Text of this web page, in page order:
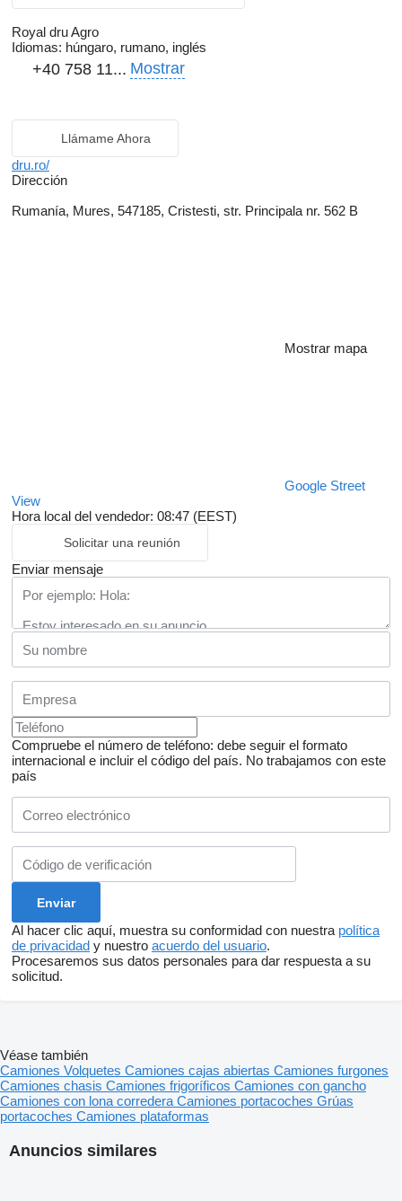
Royal dru Agro
Idiomas: húngaro, rumano, inglés
+40 758 11... Mostrar
Llámame Ahora
dru.ro/
Dirección
Rumanía, Mures, 547185, Cristesti, str. Principala nr. 562 B
Mostrar mapa
Google Street
View
Hora local del vendedor: 08:47 (EEST)
Solicitar una reunión
Enviar mensaje
Compruebe el número de teléfono: debe seguir el formato
internacional e incluir el código del país. No trabajamos con este
país
Al hacer clic aquí, muestra su conformidad con nuestra política
de privacidad y nuestro acuerdo del usuario.
Procesaremos sus datos personales para dar respuesta a su
solicitud.
Anuncios similares
Véase también
Camiones Volquetes Camiones cajas abiertas Camiones furgones
Camiones chasis Camiones frigoríficos Camiones con gancho
Camiones con lona corredera Camiones portacoches Grúas
portacoches Camiones plataformas